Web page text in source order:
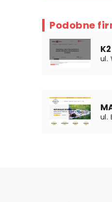
Podobne
ul.
ul.